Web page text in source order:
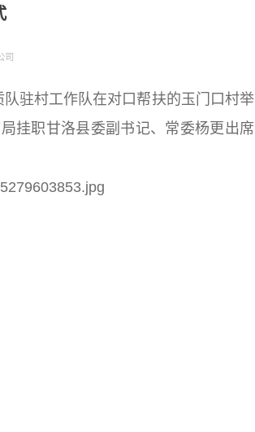
司
驻村工作队在对口帮扶的玉门口村举
挂职甘洛县委副书记、常委杨更出席